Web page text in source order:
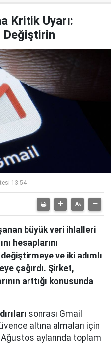
Kritik Uyarı:
Değiştirin
13:54
büyük veri ihlalleri
hesaplarını
ve iki adımlı
çağırdı. Şirket,
arttığı konusunda
sonrası Gmail
altına almaları için
aylarında toplam